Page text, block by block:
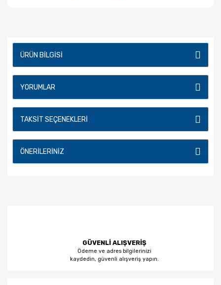
ÜRÜN BILGISI
YORUMLAR
TAKSIT SEÇENEKLERI
ÖNERILERINIZ
GÜVENLİ ALIŞVERİŞ
Ödeme ve adres bilgilerinizi
kaydedin, güvenli alışveriş yapın.